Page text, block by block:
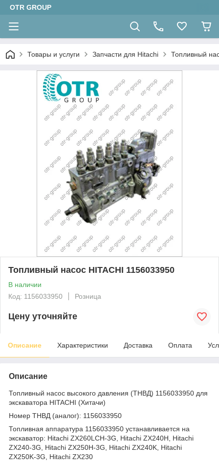
OTR GROUP
Товары и услуги Запчасти для Hitachi Топливный
Топливный насос HITACHI 1156033950
В наличии
Код: 1156033950
Розница
Цену уточняйте
Описание Характеристики Доставка Оплата
Описание
Топливный насос высокого давления (ТНВД) 1156033950 для
экскаватора HITACHI (Хитачи)
Номер ТНВД (аналог): 1156033950
Топливная аппаратура 1156033950 устанавливается на
экскаватор: Hitachi ZX260LCH-3G, Hitachi ZX240H, Hitachi
ZX240-3G, Hitachi ZX250H-3G, Hitachi ZX240K, Hitachi
ZX250K-3G, Hitachi ZX230